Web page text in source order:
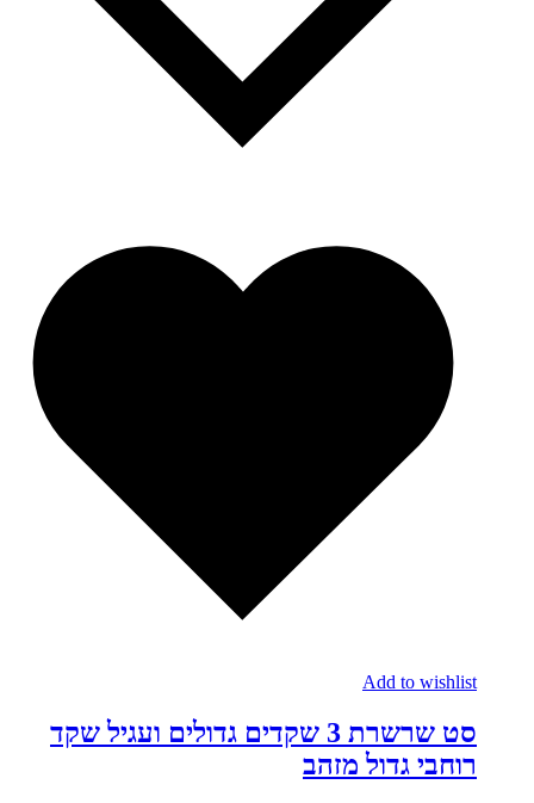
Add to wishlist
סט שרשרת 3 שקדים גדולים ועגיל שקד
רוחבי גדול מזהב